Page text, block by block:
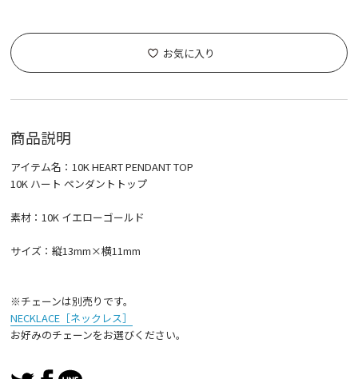
お気に入り
商品説明
アイテム名：10K HEART PENDANT TOP
10K ハート ペンダントトップ
素材：10K イエローゴールド
サイズ：縦13mm×横11mm
※チェーンは別売りです。
NECKLACE［ネックレス］
お好みのチェーンをお選びください。